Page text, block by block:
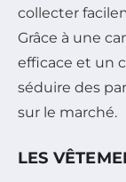
collecter
Grâce à une
efficace et un
séduire des
sur le marché.
LES